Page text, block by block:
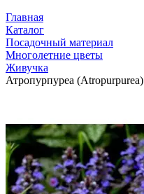
Главная
Каталог
Посадочный материал
Многолетние цветы
Живучка
Атропурпуреа (Atropurpurea)